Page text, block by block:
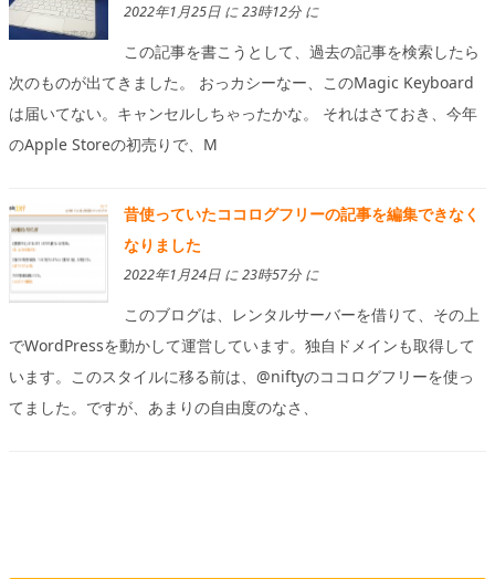
2022年1月25日 に 23時12分 に
この記事を書こうとして、過去の記事を検索したら
次のものが出てきました。 おっカシーなー、このMagic Keyboard
は届いてない。キャンセルしちゃったかな。 それはさておき、今年
のApple Storeの初売りで、M
昔使っていたココログフリーの記事を編集できなく
なりました
2022年1月24日 に 23時57分 に
このブログは、レンタルサーバーを借りて、その上
でWordPressを動かして運営しています。独自ドメインも取得して
います。このスタイルに移る前は、@niftyのココログフリーを使っ
てました。ですが、あまりの自由度のなさ、